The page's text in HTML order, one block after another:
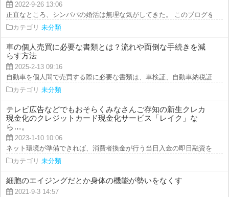
2022-9-26 13:06
正直なところ、シンパパの婚活は無理な気がしてきた。 このブログを読
カテゴリ 未分類
車の個人売買に必要な書類とは？流れや面倒な手続きを減
らす方法
2025-2-13 09:16
自動車を個人間で売買する際に必要な書類は、車検証、自動車納税証明書
カテゴリ 未分類
テレビ広告などでもおそらくみなさんご存知の新生クレカ
現金化のクレジットカード現金化サービス「レイク」な
ら…。
2023-1-10 10:06
ネット環境が準備できれば、消費者換金が行う当日入金の即日融資をして
カテゴリ 未分類
細胞のエイジングだとか身体の機能が勢いをなくす
2021-9-3 14:57